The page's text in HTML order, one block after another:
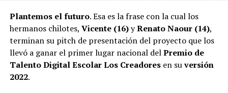
Plantemos el futuro. Esa es la frase con la cual los
hermanos chilotes, Vicente (16)yRenato Naour (14),
terminan su pitch de presentación del proyecto que los
llevó a ganar el primer lugar nacional delPremio de
Talento Digital Escolar Los Creadoresen suversión
2022.